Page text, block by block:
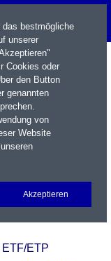
Login
ETF/ETP
bestmögliche
unserer
Cookies oder
den Button
genannten
von
Website
Akzeptieren